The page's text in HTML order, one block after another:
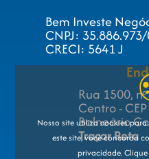
Nosso site utiliza cookies
este site, você concorda
privacidade. Clique
Bem Investe
CNPJ:
CRECI: 5641 J
Rua 1500,
Centro -
Balneário
Traçar Rota